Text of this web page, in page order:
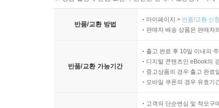
반품/교환 방법
마이페이지 > 반품/교환 신
판매자 배송 상품은 판매자
반품/교환 가능기간
출고 완료 후 10일 이내의
디지털 콘텐츠인 eBook의
중고상품의 경우 출고 완료
모바일 쿠폰의 경우 유효기
고객의 단순변심 및 착오구